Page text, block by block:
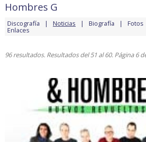
Hombres G
Discografía Noticias Biografía Fotos
Enlaces
96 resultados. Resultados del 51 al 60. Página 6